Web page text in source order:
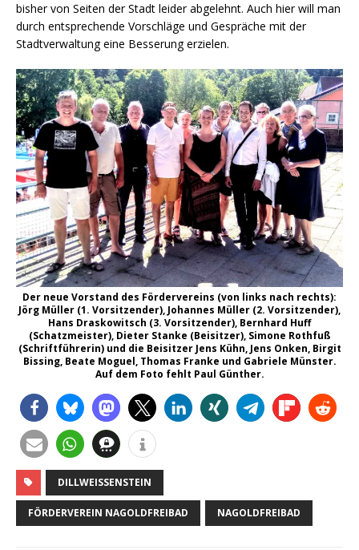
bisher von Seiten der Stadt leider abgelehnt. Auch hier will man
durch entsprechende Vorschläge und Gespräche mit der
Stadtverwaltung eine Besserung erzielen.
Der neue Vorstand des Fördervereins (von links nach rechts):
Jörg Müller (1. Vorsitzender), Johannes Müller (2. Vorsitzender),
Hans Draskowitsch (3. Vorsitzender), Bernhard Huff
(Schatzmeister), Dieter Stanke (Beisitzer), Simone Rothfuß
(Schriftführerin) und die Beisitzer Jens Kühn, Jens Onken, Birgit
Bissing, Beate Moguel, Thomas Franke und Gabriele Münster.
Auf dem Foto fehlt Paul Günther.
DILLWEISSENSTEIN
FÖRDERVEREIN NAGOLDFREIBAD NAGOLDFREIBAD